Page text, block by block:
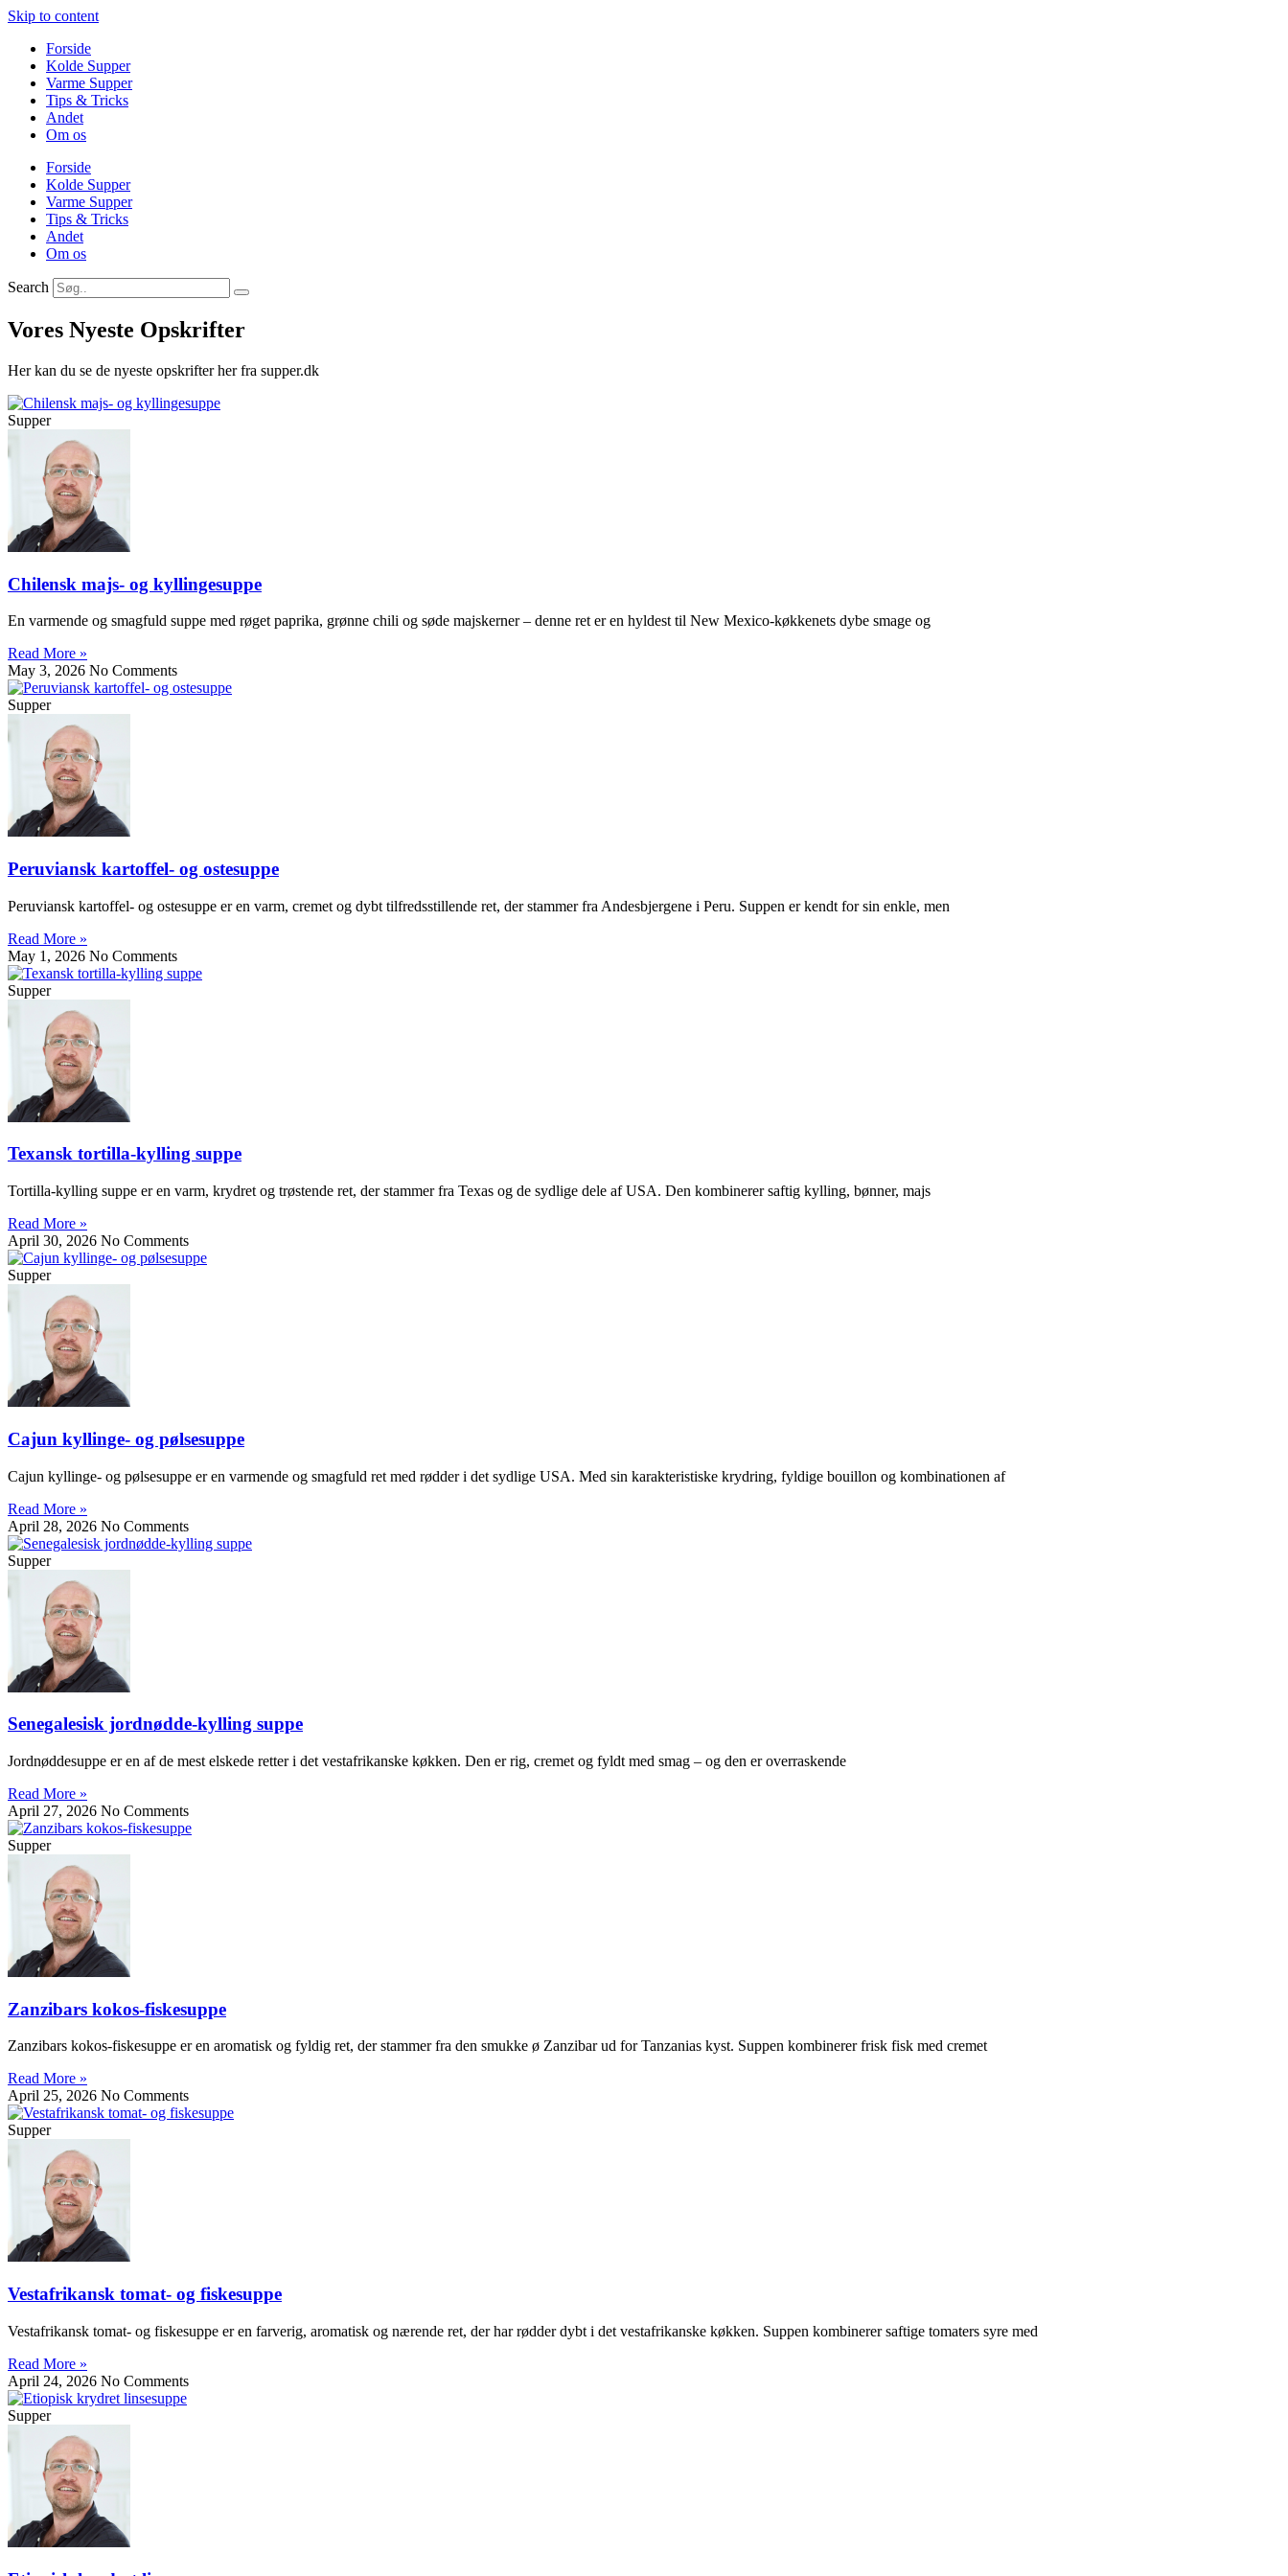
Skip to content
Forside
Kolde Supper
Varme Supper
Tips & Tricks
Andet
Om os
Forside
Kolde Supper
Varme Supper
Tips & Tricks
Andet
Om os
Search
Vores Nyeste Opskrifter
Her kan du se de nyeste opskrifter her fra supper.dk
Supper
Chilensk majs- og kyllingesuppe
En varmende og smagfuld suppe med røget paprika, grønne chili og søde majskerner – denne ret er en hyldest til New Mexico-køkkenets dybe smage og
Read More »
May 3, 2026 No Comments
Supper
Peruviansk kartoffel- og ostesuppe
Peruviansk kartoffel- og ostesuppe er en varm, cremet og dybt tilfredsstillende ret, der stammer fra Andesbjergene i Peru. Suppen er kendt for sin enkle, men
Read More »
May 1, 2026 No Comments
Supper
Texansk tortilla-kylling suppe
Tortilla-kylling suppe er en varm, krydret og trøstende ret, der stammer fra Texas og de sydlige dele af USA. Den kombinerer saftig kylling, bønner, majs
Read More »
April 30, 2026 No Comments
Supper
Cajun kyllinge- og pølsesuppe
Cajun kyllinge- og pølsesuppe er en varmende og smagfuld ret med rødder i det sydlige USA. Med sin karakteristiske krydring, fyldige bouillon og kombinationen af
Read More »
April 28, 2026 No Comments
Supper
Senegalesisk jordnødde-kylling suppe
Jordnøddesuppe er en af de mest elskede retter i det vestafrikanske køkken. Den er rig, cremet og fyldt med smag – og den er overraskende
Read More »
April 27, 2026 No Comments
Supper
Zanzibars kokos-fiskesuppe
Zanzibars kokos-fiskesuppe er en aromatisk og fyldig ret, der stammer fra den smukke ø Zanzibar ud for Tanzanias kyst. Suppen kombinerer frisk fisk med cremet
Read More »
April 25, 2026 No Comments
Supper
Vestafrikansk tomat- og fiskesuppe
Vestafrikansk tomat- og fiskesuppe er en farverig, aromatisk og nærende ret, der har rødder dybt i det vestafrikanske køkken. Suppen kombinerer saftige tomaters syre med
Read More »
April 24, 2026 No Comments
Supper